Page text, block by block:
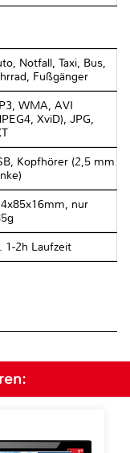
Notfall, Taxi, Bus,
Fußgänger
WMA, AVI
XviD), JPG,
Kopfhörer (2,5 mm
nur
1-2h Laufzeit